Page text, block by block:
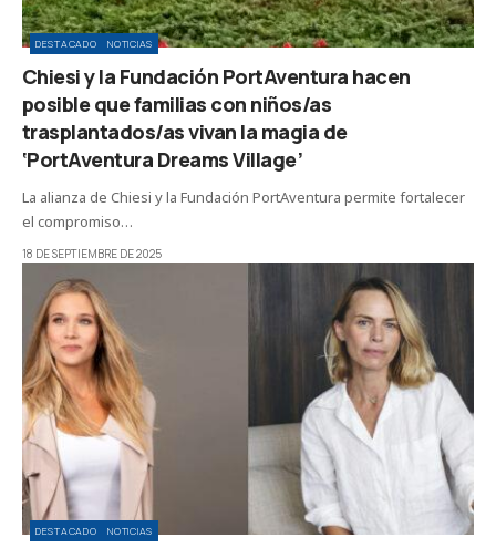
DESTACADO NOTICIAS
Chiesi y la Fundación PortAventura hacen
posible que familias con niños/as
trasplantados/as vivan la magia de
‘PortAventura Dreams Village’
La alianza de Chiesi y la Fundación PortAventura permite fortalecer
el compromiso…
18 DE SEPTIEMBRE DE 2025
DESTACADO NOTICIAS